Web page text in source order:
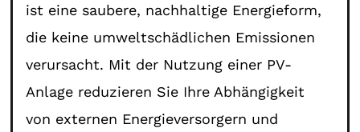
ist eine saubere, nachhaltige Energieform,
die keine umweltschädlichen Emissionen
verursacht. Mit der Nutzung einer PV-
Anlage reduzieren Sie Ihre Abhängigkeit
von externen Energieversorgern und